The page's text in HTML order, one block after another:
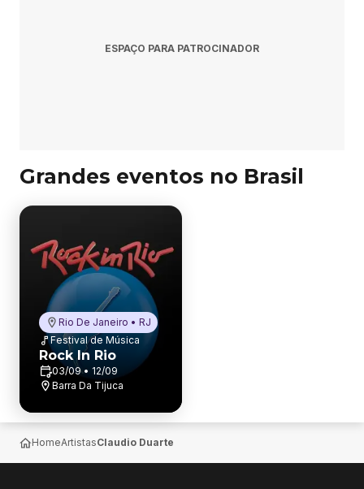
ESPAÇO PARA PATROCINADOR
Grandes eventos no Brasil
Rio De Janeiro • RJ
Festival de Música
Rock In Rio
03/09 • 12/09
Barra Da Tijuca
HomeArtistasClaudio Duarte